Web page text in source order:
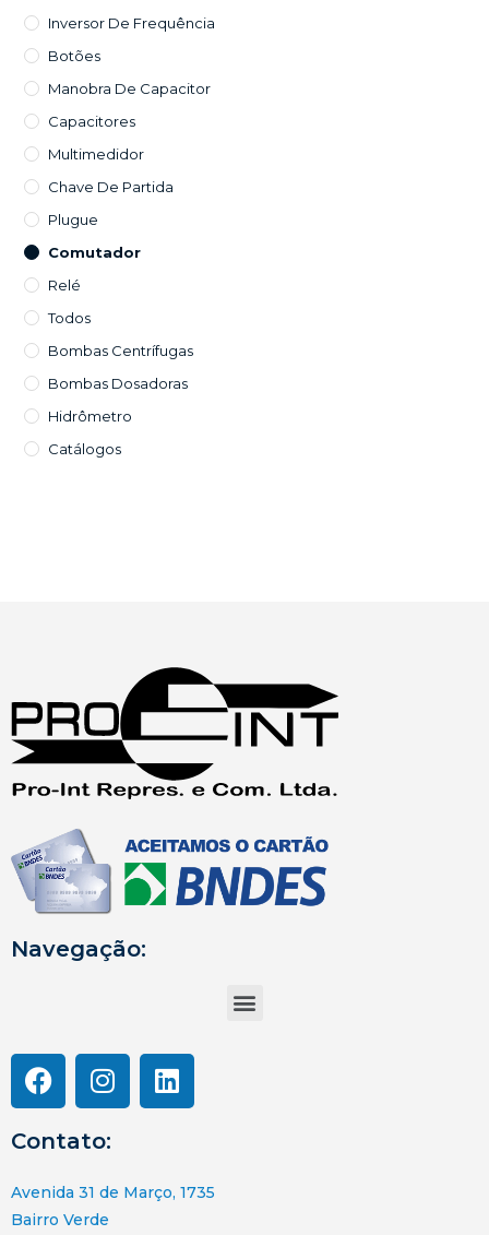
Inversor De Frequência
Botões
Manobra De Capacitor
Capacitores
Multimedidor
Chave De Partida
Plugue
Comutador
Relé
Todos
Bombas Centrífugas
Bombas Dosadoras
Hidrômetro
Catálogos
Navegação:
Contato:
Avenida 31 de Março, 1735
Bairro Verde